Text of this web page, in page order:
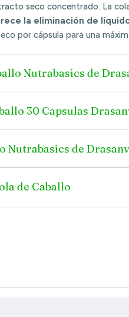
seco concentrado. La
la eliminación de
por cápsula para una
Nutrabasics de
30 Capsulas
Nutrabasics de
de Caballo